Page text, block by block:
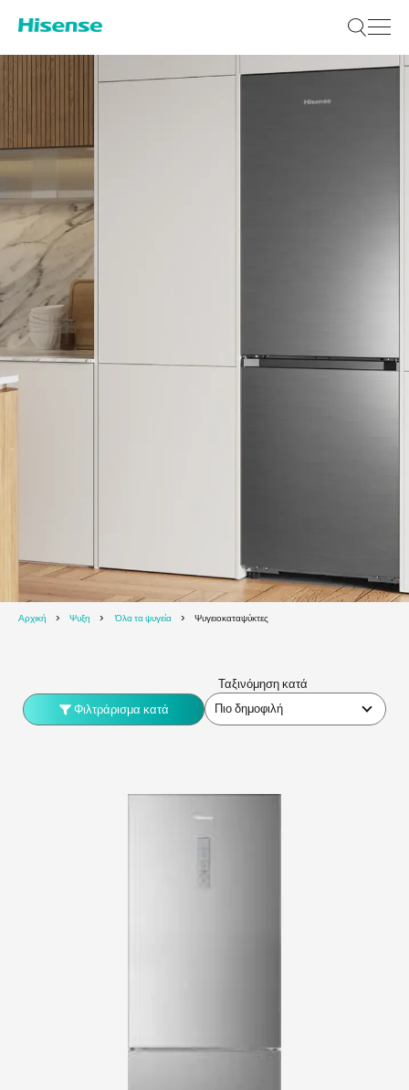
Αρχική Ψυξη Όλα τα ψυγεία Ψυγειοκαταψύκτες
Φιλτράρισμα κατά
Ταξινόμηση κατά
Πιο δημοφιλή